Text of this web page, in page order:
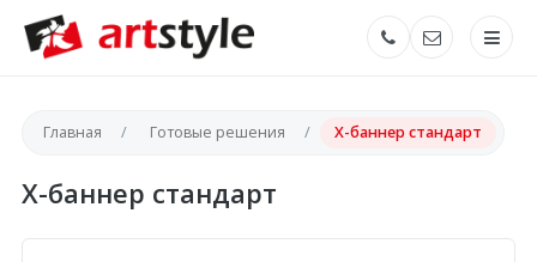
Главная Готовые решения X-баннер стандарт
X-баннер стандарт